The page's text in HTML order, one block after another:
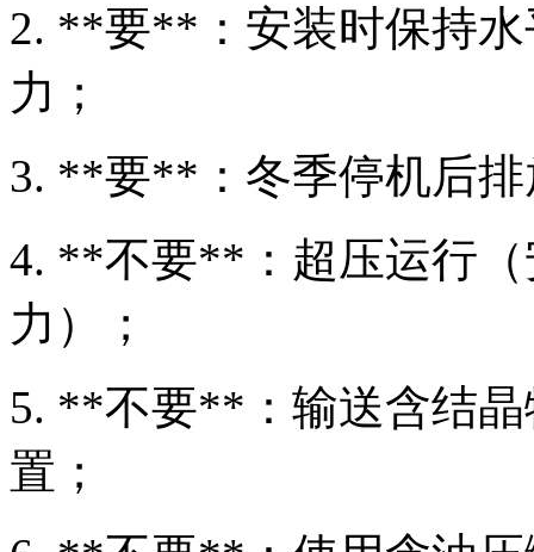
2. **要**：安装时保持水
力；
3. **要**：冬季停机后
4. **不要**：超压运行（
力）；
5. **不要**：输送含结
置；